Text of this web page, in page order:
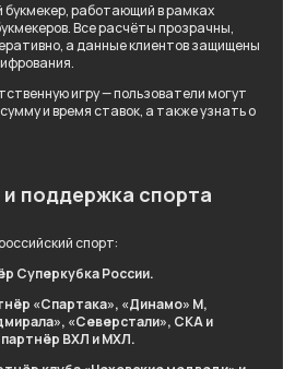
букмекер, работающий в рамках
Все расчёты прозрачны,
а данные клиентов защищены
игру — пользователи могут
и время ставок, а также узнать о
поддержка спорта
спорт:
Суперкубка России.
«Спартака», «Динамо» М,
«Северстали», СКА и
ВХЛ и МХЛ.